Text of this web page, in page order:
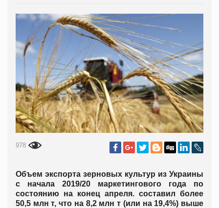
978
Объем экспорта зерновых культур из Украины
с начала 2019/20 маркетингового года по
состоянию на конец апреля. составил более
50,5 млн т, что на 8,2 млн т (или на 19,4%) выше